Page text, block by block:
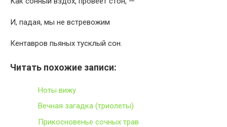
И, падая, мы не встревожим
Кентавров пьяных тусклый сон.
Читать похожие записи:
Ноты вижу
Вечная загадка (триолеты)
Прикосновенье сочных трав